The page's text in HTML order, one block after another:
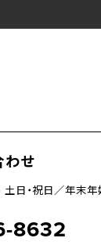
わせ
日・祝日／年末年
8632